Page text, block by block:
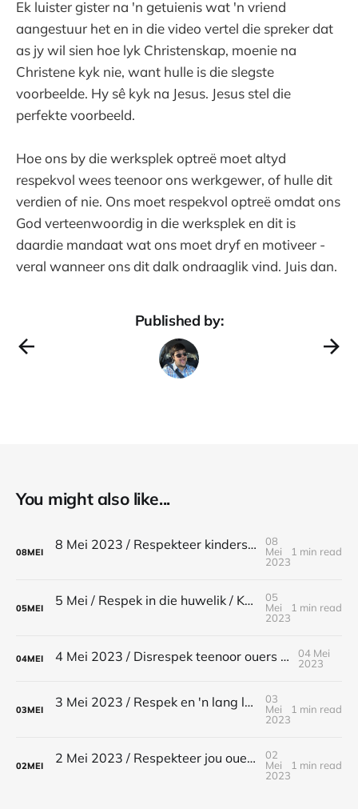
Ek luister gister na 'n getuienis wat 'n vriend
aangestuur het en in die video vertel die spreker dat
as jy wil sien hoe lyk Christenskap, moenie na
Christene kyk nie, want hulle is die slegste
voorbeelde. Hy sê kyk na Jesus. Jesus stel die
perfekte voorbeeld.
Hoe ons by die werksplek optreë moet altyd
respekvol wees teenoor ons werkgewer, of hulle dit
verdien of nie. Ons moet respekvol optreë omdat ons
God verteenwoordig in die werksplek en dit is
daardie mandaat wat ons moet dryf en motiveer -
veral wanneer ons dit dalk ondraaglik vind. Juis dan.
Published by:
You might also like...
08MEI 8 Mei 2023 / Respekteer kinders / Kolossense 3:20-21
08
Mei
2023
1 min read
05MEI 5 Mei / Respek in die huwelik / Kolossense 3:18-19
05
Mei
2023
1 min read
04MEI 4 Mei 2023 / Disrespek teenoor ouers / Eksodus 21:17
04 Mei
2023
03MEI 3 Mei 2023 / Respek en 'n lang lewe / Efesiërs 6:1-3
03
Mei
2023
1 min read
02MEI 2 Mei 2023 / Respekteer jou ouers / Eksodus 20:12
02
Mei
2023
1 min read